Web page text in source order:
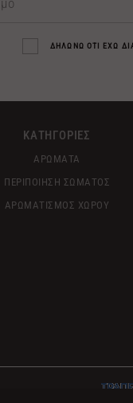
ΔΗΛΩΝΩ ΟΤΙ ΕΧΩ
ΚΑΤΗΓΟΡΙΕΣ
ΑΡΩΜΑΤΑ
ΠΕΡΙΠΟΙΗΣΗ ΣΩΜΑΤΟΣ
ΑΡΩΜΑΤΙΣΜΟΣ ΧΩΡΟΥ